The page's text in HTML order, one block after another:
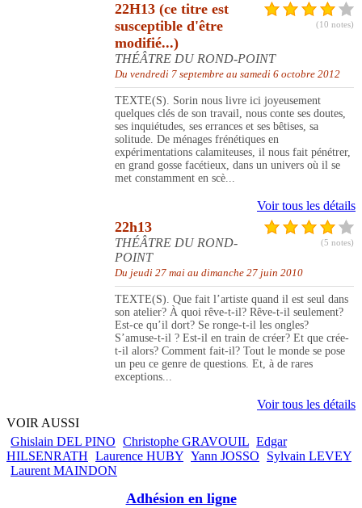
(10 notes)
22H13 (ce titre est
susceptible d'être
modifié...)
THÉÂTRE DU ROND-POINT
Du vendredi 7 septembre au samedi 6 octobre 2012
TEXTE(S). Sorin nous livre ici joyeusement
quelques clés de son travail, nous conte ses doutes,
ses inquiétudes, ses errances et ses bêtises, sa
solitude. De ménages frénétiques en
expérimentations calamiteuses, il nous fait pénétrer,
en grand gosse facétieux, dans un univers où il se
met constamment en scè...
Voir tous les détails
(5 notes)
22h13
THÉÂTRE DU ROND-
POINT
Du jeudi 27 mai au dimanche 27 juin 2010
TEXTE(S). Que fait l’artiste quand il est seul dans
son atelier? À quoi rêve-t-il? Rêve-t-il seulement?
Est-ce qu’il dort? Se ronge-t-il les ongles?
S’amuse-t-il ? Est-il en train de créer? Et que crée-
t-il alors? Comment fait-il? Tout le monde se pose
un peu ce genre de questions. Et, à de rares
exceptions...
Voir tous les détails
VOIR AUSSI
Ghislain DEL PINO Christophe GRAVOUIL Edgar
HILSENRATH Laurence HUBY Yann JOSSO
Sylvain LEVEY
Laurent MAINDON
Adhésion en ligne